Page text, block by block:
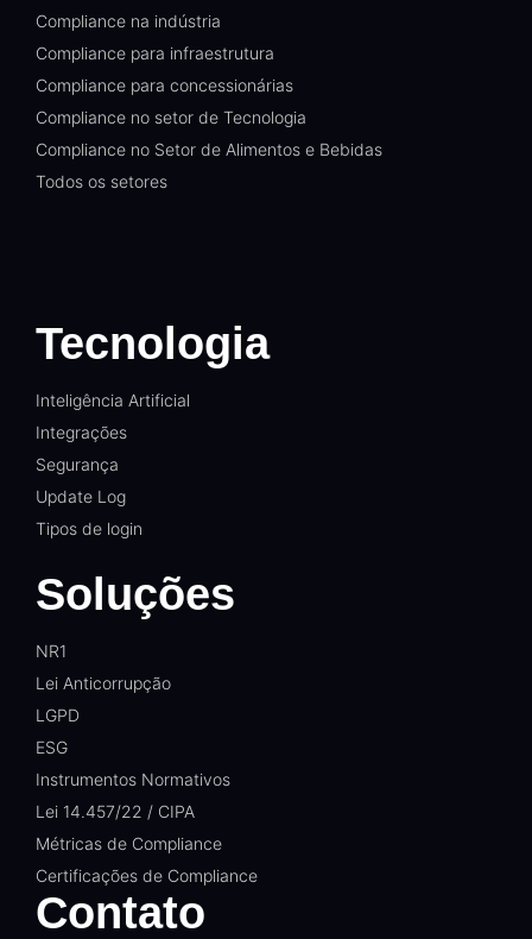
Compliance na indústria
Compliance para infraestrutura
Compliance para concessionárias
Compliance no setor de Tecnologia
Compliance no Setor de Alimentos e Bebidas
Todos os setores
Tecnologia
Inteligência Artificial
Integrações
Segurança
Update Log
Tipos de login
Soluções
NR1
Lei Anticorrupção
LGPD
ESG
Instrumentos Normativos
Lei 14.457/22 / CIPA
Métricas de Compliance
Certificações de Compliance
Contato